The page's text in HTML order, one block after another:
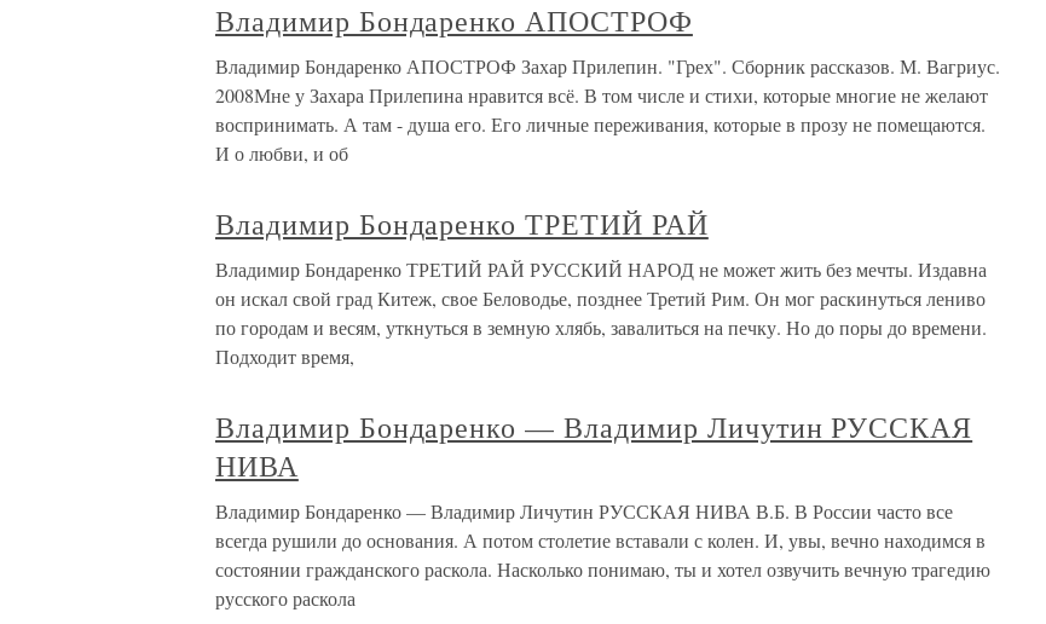
Владимир Бондаренко АПОСТРОФ
Владимир Бондаренко АПОСТРОФ Захар Прилепин. "Грех". Сборник рассказов. М. Вагриус.
2008Мне у Захара Прилепина нравится всё. В том числе и стихи, которые многие не желают
воспринимать. А там - душа его. Его личные переживания, которые в прозу не помещаются.
И о любви, и об
Владимир Бондаренко ТРЕТИЙ РАЙ
Владимир Бондаренко ТРЕТИЙ РАЙ РУССКИЙ НАРОД не может жить без мечты. Издавна
он искал свой град Китеж, свое Беловодье, позднее Третий Рим. Он мог раскинуться лениво
по городам и весям, уткнуться в земную хлябь, завалиться на печку. Но до поры до времени.
Подходит время,
Владимир Бондаренко — Владимир Личутин РУССКАЯ
НИВА
Владимир Бондаренко — Владимир Личутин РУССКАЯ НИВА В.Б. В России часто все
всегда рушили до основания. А потом столетие вставали с колен. И, увы, вечно находимся в
состоянии гражданского раскола. Насколько понимаю, ты и хотел озвучить вечную трагедию
русского раскола